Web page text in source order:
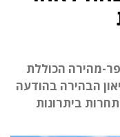
מהירה הכוללת
אלקטריאון הבהירה בהודעה
ביתרונות